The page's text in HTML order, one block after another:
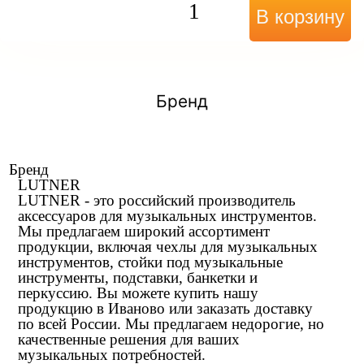
В корзину
Бренд
Бренд
LUTNER
LUTNER - это российский производитель
аксессуаров для музыкальных инструментов.
Мы предлагаем широкий ассортимент
продукции, включая чехлы для музыкальных
инструментов, стойки под музыкальные
инструменты, подставки, банкетки и
перкуссию. Вы можете купить нашу
продукцию в Иваново или заказать доставку
по всей России. Мы предлагаем недорогие, но
качественные решения для ваших
музыкальных потребностей.